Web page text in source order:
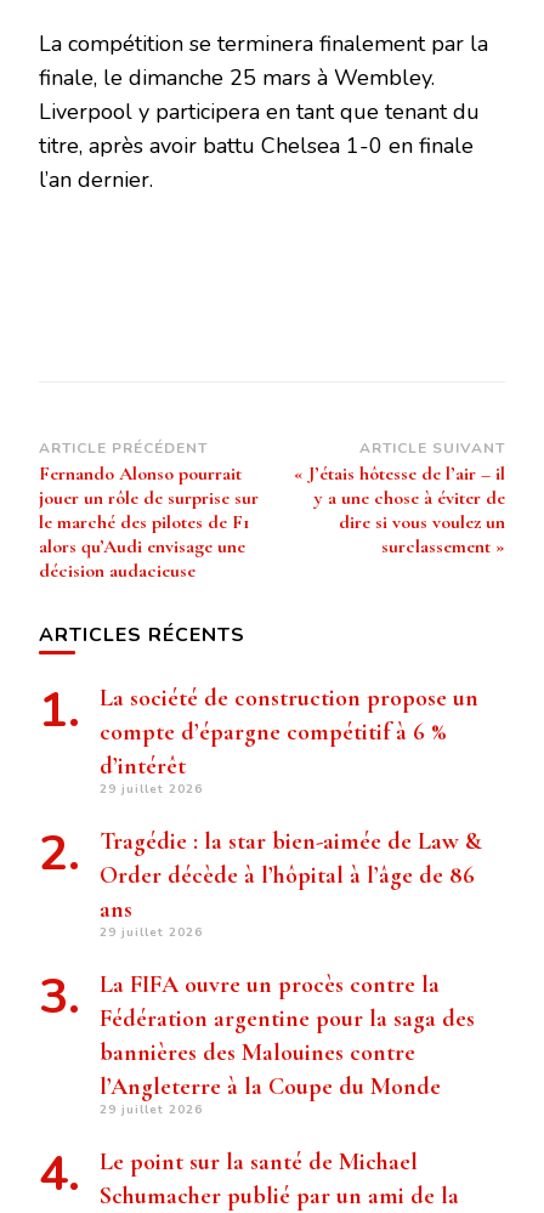
La compétition se terminera finalement par la
finale, le dimanche 25 mars à Wembley.
Liverpool y participera en tant que tenant du
titre, après avoir battu Chelsea 1-0 en finale
l’an dernier.
Navigation
d’article
ARTICLE PRÉCÉDENT
Fernando Alonso pourrait
jouer un rôle de surprise sur
le marché des pilotes de F1
alors qu’Audi envisage une
décision audacieuse
ARTICLE SUIVANT
« J’étais hôtesse de l’air – il
y a une chose à éviter de
dire si vous voulez un
surclassement »
ARTICLES RÉCENTS
La société de construction propose un
compte d’épargne compétitif à 6 %
d’intérêt
29 juillet 2026
Tragédie : la star bien-aimée de Law &
Order décède à l’hôpital à l’âge de 86
ans
29 juillet 2026
La FIFA ouvre un procès contre la
Fédération argentine pour la saga des
bannières des Malouines contre
l’Angleterre à la Coupe du Monde
29 juillet 2026
Le point sur la santé de Michael
Schumacher publié par un ami de la